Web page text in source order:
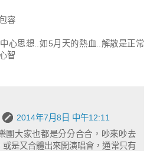
容
心思想..如5月天的熱血..解散是正常
智
2014年7月8日 中午12:11
團大家也都是分分合合，吵來吵去
是又合體出來開演唱會，通常只有